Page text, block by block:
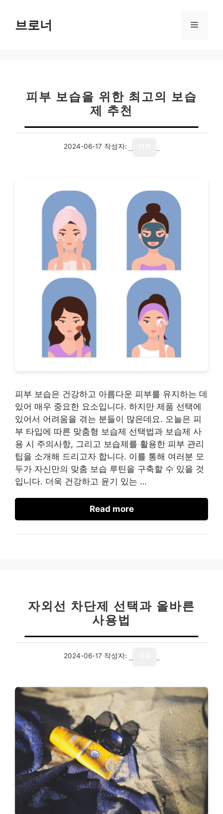
브로너 메
피부 보습을 위한 최고의 보습
제 추천
2024-06-17 작성자:
피부 보습은 건강하고 아름다운 피부를 유지하는 데
있어 매우 중요한 요소입니다. 하지만 제품 선택에
있어서 어려움을 겪는 분들이 많은데요. 오늘은 피
부 타입에 따른 맞춤형 보습제 선택법과 보습제 사
용 시 주의사항, 그리고 보습제를 활용한 피부 관리
팁을 소개해 드리고자 합니다. 이를 통해 여러분 모
두가 자신만의 맞춤 보습 루틴을 구축할 수 있을 것
입니다. 더욱 건강하고 윤기 있는 …
Read more
자외선 차단제 선택과 올바른
사용법
2024-06-17 작성자: